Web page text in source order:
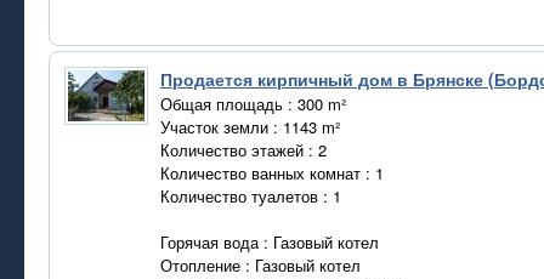
Продается кирпичный дом в Брянске
Общая площадь : 300 m²
Участок земли : 1143 m²
Количество этажей : 2
Количество ванных комнат : 1
Количество туалетов : 1
Горячая вода : Газовый котел
Отопление : Газовый котел